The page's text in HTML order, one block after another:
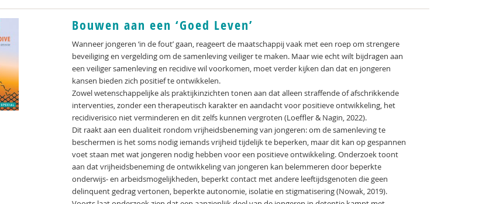
Bouwen aan een ‘Goed Leven’
Wanneer jongeren ‘in de fout’ gaan, reageert de maatschappij vaak met een roep om strengere
beveiliging en vergelding om de samenleving veiliger te maken. Maar wie echt wilt bijdragen aan
een veiliger samenleving en recidive wil voorkomen, moet verder kijken dan dat en jongeren
kansen bieden zich positief te ontwikkelen.
Zowel wetenschappelijke als praktijkinzichten tonen aan dat alleen straffende of afschrikkende
interventies, zonder een therapeutisch karakter en aandacht voor positieve ontwikkeling, het
recidiverisico niet verminderen en dit zelfs kunnen vergroten (Loeffler & Nagin, 2022).
Dit raakt aan een dualiteit rondom vrijheidsbeneming van jongeren: om de samenleving te
beschermen is het soms nodig iemands vrijheid tijdelijk te beperken, maar dit kan op gespannen
voet staan met wat jongeren nodig hebben voor een positieve ontwikkeling. Onderzoek toont
aan dat vrijheidsbeneming de ontwikkeling van jongeren kan belemmeren door beperkte
onderwijs- en arbeidsmogelijkheden, beperkt contact met andere leeftijdsgenoten die geen
delinquent gedrag vertonen, beperkte autonomie, isolatie en stigmatisering (Nowak, 2019).